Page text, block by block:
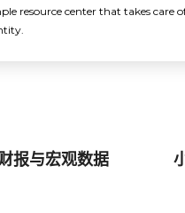
resource center that takes
报与宏观数据